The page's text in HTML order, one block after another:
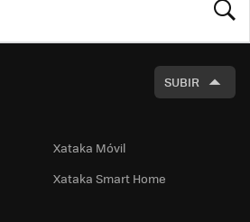
SUBIR
Xataka Móvil
Xataka Smart Home